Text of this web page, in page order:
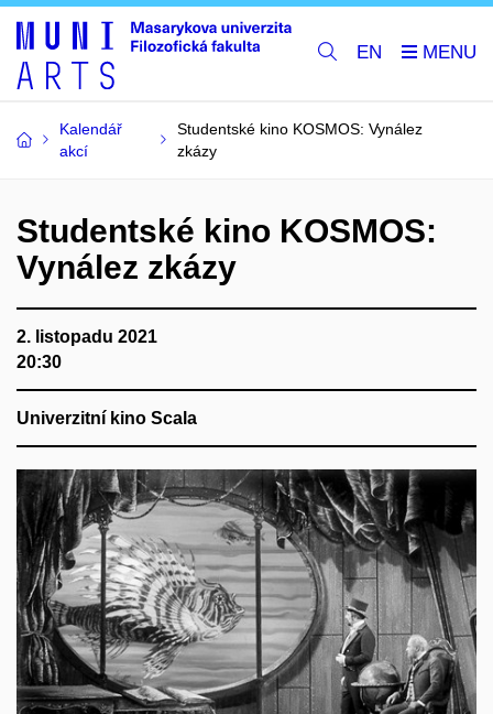
EN
Kalendář
akcí
Studentské kino KOSMOS: Vynález
zkázy
Studentské kino KOSMOS:
Vynález zkázy
2. listopadu 2021
20:30
Univerzitní kino Scala